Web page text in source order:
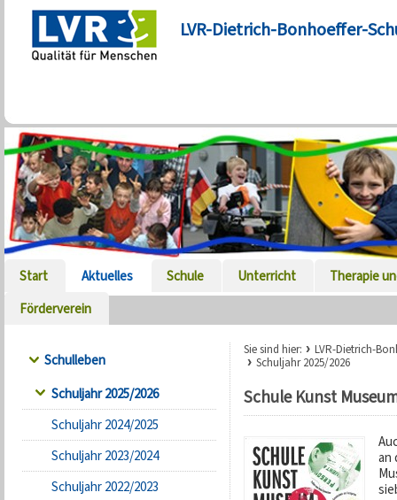
LVR-Dietrich-Bonhoeffer-
Start Aktuelles Schule Unterricht
Therapie
Förderverein
Schulleben
Schuljahr 2025/2026
Schuljahr 2024/2025
Schuljahr 2023/2024
Schuljahr 2022/2023
Sie sind hier:
LVR-Dietrich-
Schuljahr 2025/2026
Schule Kunst
an